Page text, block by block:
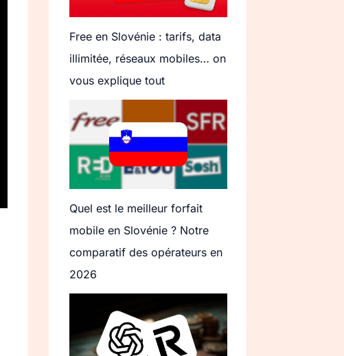
Free en Slovénie : tarifs, data
illimitée, réseaux mobiles… on
vous explique tout
Quel est le meilleur forfait
mobile en Slovénie ? Notre
comparatif des opérateurs en
2026